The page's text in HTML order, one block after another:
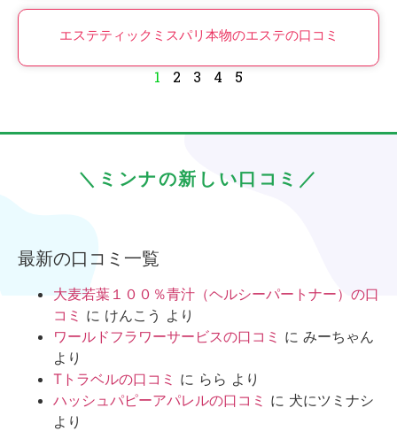
エステティックミスパリ本物のエステの口コミ
1 2 3 4 5
＼ミンナの新しい口コミ／
最新の口コミ一覧
大麦若葉１００％青汁（ヘルシーパートナー）の口
コミ に けんこう より
ワールドフラワーサービスの口コミ に みーちゃん
より
Tトラベルの口コミ に らら より
ハッシュパピーアパレルの口コミ に 犬にツミナシ
より